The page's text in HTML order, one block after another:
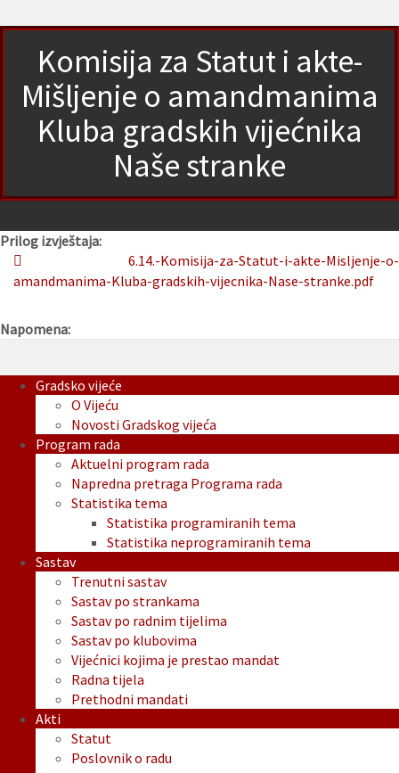
Komisija za Statut i akte-
Mišljenje o amandmanima
Kluba gradskih vijećnika
Naše stranke
Prilog izvještaja:
6.14.-Komisija-za-Statut-i-akte-Misljenje-o-
amandmanima-Kluba-gradskih-vijecnika-Nase-stranke.pdf
Napomena:
Gradsko vijeće
O Vijeću
Novosti Gradskog vijeća
Program rada
Aktuelni program rada
Napredna pretraga Programa rada
Statistika tema
Statistika programiranih tema
Statistika neprogramiranih tema
Sastav
Trenutni sastav
Sastav po strankama
Sastav po radnim tijelima
Sastav po klubovima
Vijećnici kojima je prestao mandat
Radna tijela
Prethodni mandati
Akti
Statut
Poslovnik o radu